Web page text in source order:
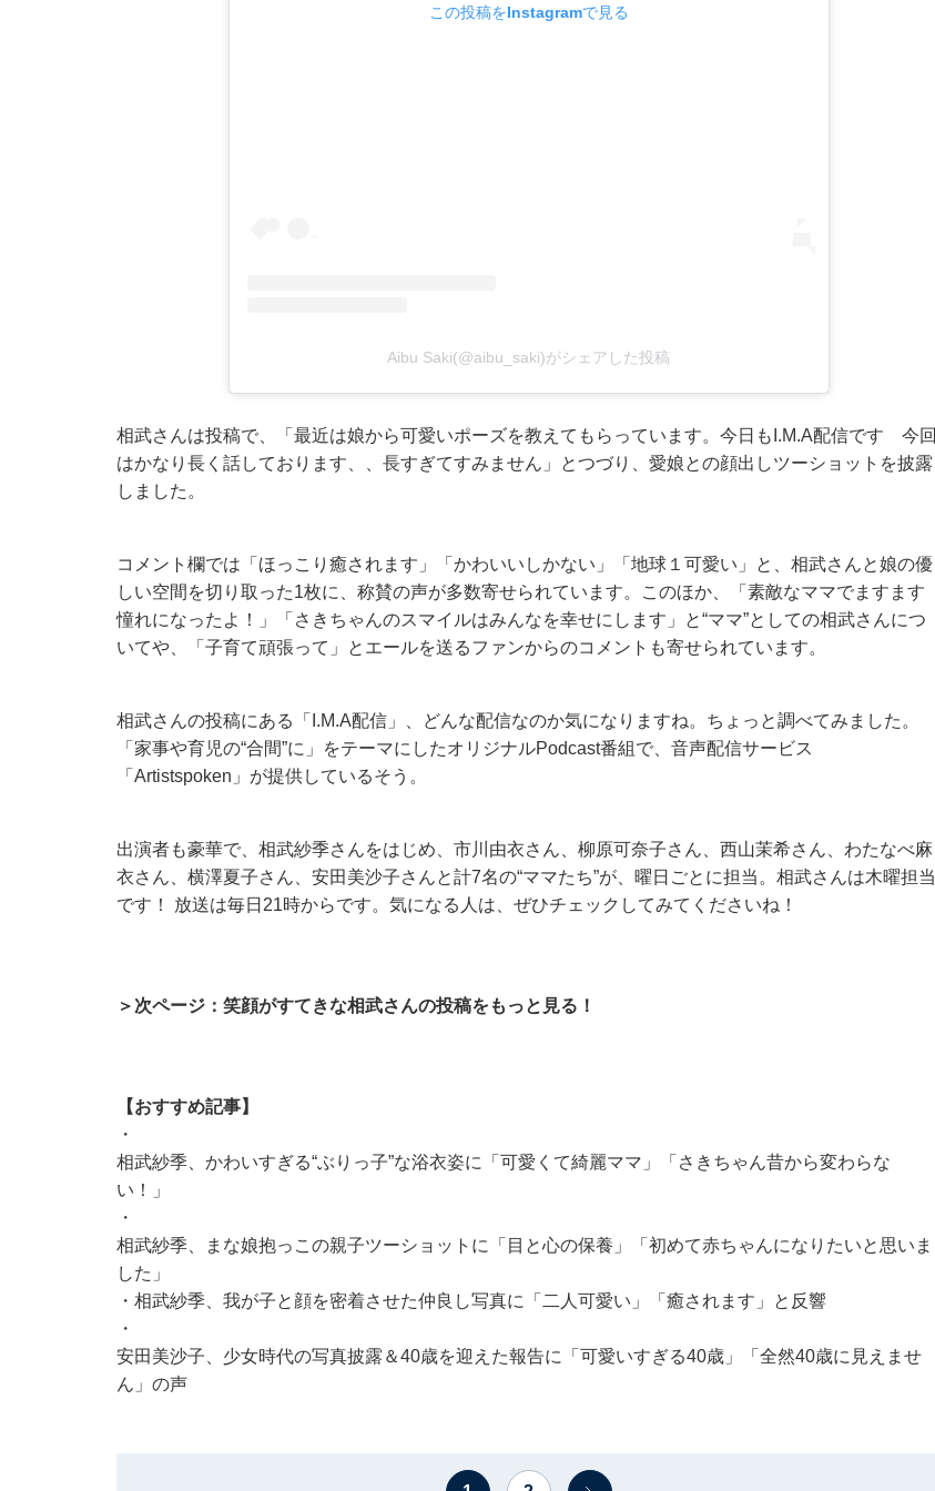
この投稿をInstagramで見る
Aibu Saki(@aibu_saki)がシェアした投稿
相武さんは投稿で、「最近は娘から可愛いポーズを教えてもらっています。今日もI.M.A配信です 今回
はかなり長く話しております、、長すぎてすみません」とつづり、愛娘との顔出しツーショットを披露
しました。
コメント欄では「ほっこり癒されます」「かわいいしかない」「地球１可愛い」と、相武さんと娘の優
しい空間を切り取った1枚に、称賛の声が多数寄せられています。このほか、「素敵なママでますます
憧れになったよ！」「さきちゃんのスマイルはみんなを幸せにします」と“ママ”としての相武さんにつ
いてや、「子育て頑張って」とエールを送るファンからのコメントも寄せられています。
相武さんの投稿にある「I.M.A配信」、どんな配信なのか気になりますね。ちょっと調べてみました。
「家事や育児の“合間”に」をテーマにしたオリジナルPodcast番組で、音声配信サービス
「Artistspoken」が提供しているそう。
出演者も豪華で、相武紗季さんをはじめ、市川由衣さん、柳原可奈子さん、西山茉希さん、わたなべ麻
衣さん、横澤夏子さん、安田美沙子さんと計7名の“ママたち”が、曜日ごとに担当。相武さんは木曜担当
です！ 放送は毎日21時からです。気になる人は、ぜひチェックしてみてくださいね！
＞次ページ：笑顔がすてきな相武さんの投稿をもっと見る！
【おすすめ記事】
・
相武紗季、かわいすぎる“ぶりっ子”な浴衣姿に「可愛くて綺麗ママ」「さきちゃん昔から変わらな
い！」
・
相武紗季、まな娘抱っこの親子ツーショットに「目と心の保養」「初めて赤ちゃんになりたいと思いま
した」
・ 相武紗季、我が子と顔を密着させた仲良し写真に「二人可愛い」「癒されます」と反響
・
安田美沙子、少女時代の写真披露＆40歳を迎えた報告に「可愛いすぎる40歳」「全然40歳に見えませ
ん」の声